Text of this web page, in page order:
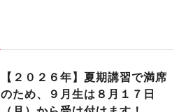
【２０２６年】夏期講習で満席
のため、９月生は８月１７日